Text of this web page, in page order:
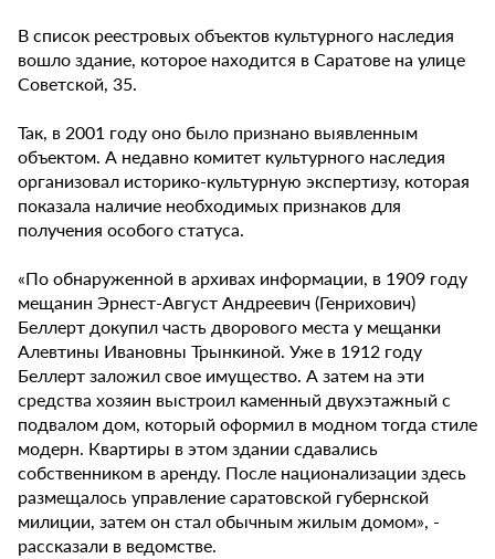
В список реестровых объектов культурного наследия
вошло здание, которое находится в Саратове на улице
Советской, 35.
Так, в 2001 году оно было признано выявленным
объектом. А недавно комитет культурного наследия
организовал историко-культурную экспертизу, которая
показала наличие необходимых признаков для
получения особого статуса.
«По обнаруженной в архивах информации, в 1909 году
мещанин Эрнест-Август Андреевич (Генрихович)
Беллерт докупил часть дворового места у мещанки
Алевтины Ивановны Трынкиной. Уже в 1912 году
Беллерт заложил свое имущество. А затем на эти
средства хозяин выстроил каменный двухэтажный с
подвалом дом, который оформил в модном тогда стиле
модерн. Квартиры в этом здании сдавались
собственником в аренду. После национализации здесь
размещалось управление саратовской губернской
милиции, затем он стал обычным жилым домом», -
рассказали в ведомстве.